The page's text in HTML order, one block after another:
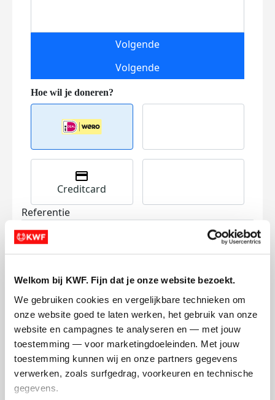
Welkom bij KWF. Fijn dat je onze website bezoekt.
We gebruiken cookies en vergelijkbare technieken om
onze website goed te laten werken, het gebruik van onze
website en campagnes te analyseren en — met jouw
toestemming — voor marketingdoeleinden. Met jouw
toestemming kunnen wij en onze partners gegevens
verwerken, zoals surfgedrag, voorkeuren en technische
gegevens.
Volgende
Volgende
Creditcard
Referentie
Ik wil bijdragen aan de transactiekosten
en betaal €0.75 extra.
Doneer nu